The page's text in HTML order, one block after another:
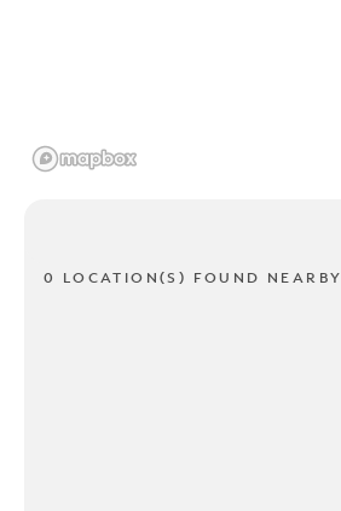
0 LOCATION(S) FOUND NEARBY